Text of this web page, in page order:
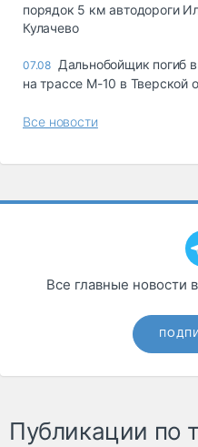
порядок 5 км автодороги
Кулачево
07.08 Дальнобойщик погиб
на трассе М-10 в Тверской
Все новости
Все главные новости
Публикации по